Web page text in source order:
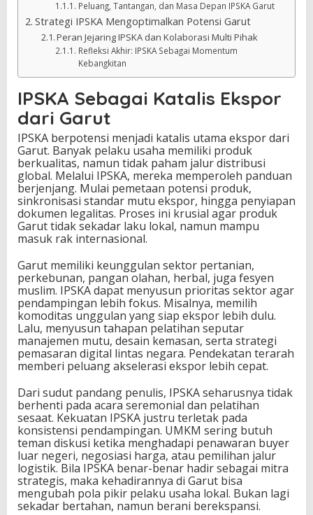
Peluang, Tantangan, dan Masa Depan IPSKA Garut
Strategi IPSKA Mengoptimalkan Potensi Garut
Peran Jejaring IPSKA dan Kolaborasi Multi Pihak
Refleksi Akhir: IPSKA Sebagai Momentum
Kebangkitan
IPSKA Sebagai Katalis Ekspor
dari Garut
IPSKA berpotensi menjadi katalis utama ekspor dari
Garut. Banyak pelaku usaha memiliki produk
berkualitas, namun tidak paham jalur distribusi
global. Melalui IPSKA, mereka memperoleh panduan
berjenjang. Mulai pemetaan potensi produk,
sinkronisasi standar mutu ekspor, hingga penyiapan
dokumen legalitas. Proses ini krusial agar produk
Garut tidak sekadar laku lokal, namun mampu
masuk rak internasional.
Garut memiliki keunggulan sektor pertanian,
perkebunan, pangan olahan, herbal, juga fesyen
muslim. IPSKA dapat menyusun prioritas sektor agar
pendampingan lebih fokus. Misalnya, memilih
komoditas unggulan yang siap ekspor lebih dulu.
Lalu, menyusun tahapan pelatihan seputar
manajemen mutu, desain kemasan, serta strategi
pemasaran digital lintas negara. Pendekatan terarah
memberi peluang akselerasi ekspor lebih cepat.
Dari sudut pandang penulis, IPSKA seharusnya tidak
berhenti pada acara seremonial dan pelatihan
sesaat. Kekuatan IPSKA justru terletak pada
konsistensi pendampingan. UMKM sering butuh
teman diskusi ketika menghadapi penawaran buyer
luar negeri, negosiasi harga, atau pemilihan jalur
logistik. Bila IPSKA benar-benar hadir sebagai mitra
strategis, maka kehadirannya di Garut bisa
mengubah pola pikir pelaku usaha lokal. Bukan lagi
sekadar bertahan, namun berani berekspansi.